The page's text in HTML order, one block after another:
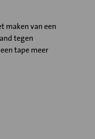
maken van een
tegen
tape meer